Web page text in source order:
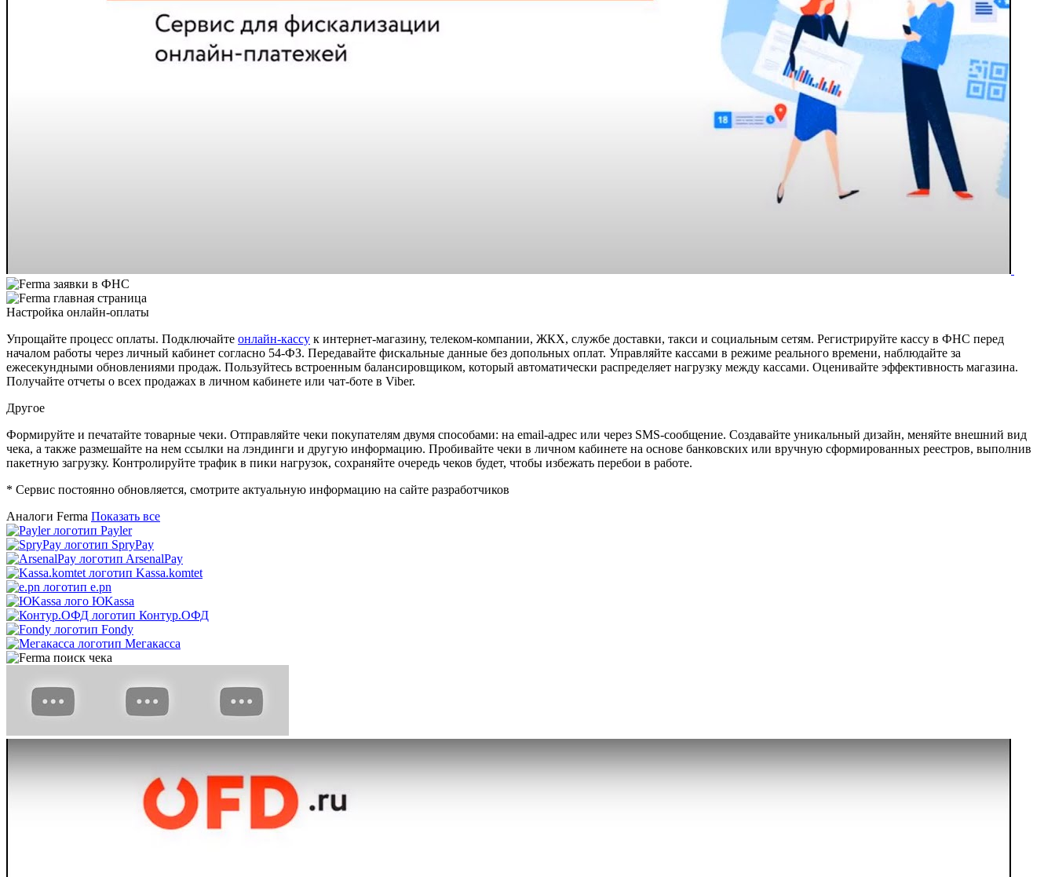
Настройка онлайн-оплаты
Упрощайте процесс оплаты. Подключайте онлайн-кассу к интернет-магазину, телеком-компании, ЖКХ, службе доставки, такси и социальным сетям. Регистрируйте кассу в ФНС перед
началом работы через личный кабинет согласно 54-ФЗ. Передавайте фискальные данные без допольных оплат. Управляйте кассами в режиме реального времени, наблюдайте за
ежесекундными обновлениями продаж. Пользуйтесь встроенным балансировщиком, который автоматически распределяет нагрузку между кассами. Оценивайте эффективность магазина.
Получайте отчеты о всех продажах в личном кабинете или чат-боте в Viber.
Другое
Формируйте и печатайте товарные чеки. Отправляйте чеки покупателям двумя способами: на email-адрес или через SMS-сообщение. Cоздавайте уникальный дизайн, меняйте внешний вид
чека, а также размешайте на нем ссылки на лэндинги и другую информацию. Пробивайте чеки в личном кабинете на основе банковских или вручную сформированных реестров, выполнив
пакетную загрузку. Контролируйте трафик в пики нагрузок, сохраняйте очередь чеков будет, чтобы избежать перебои в работе.
* Сервис постоянно обновляется, смотрите актуальную информацию на сайте разработчиков
Аналоги Ferma Показать все
Payler
SpryPay
ArsenalPay
Kassa.komtet
e.pn
ЮKassa
Контур.ОФД
Fondy
Мегакасса